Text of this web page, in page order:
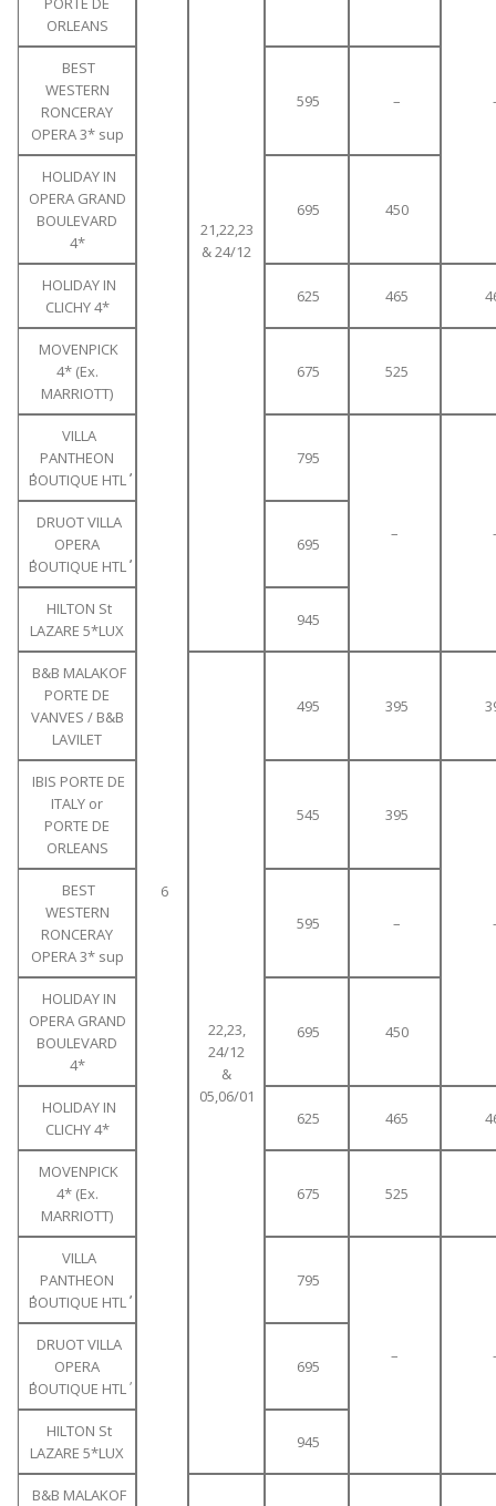
6
21,22,23
& 24/12
ORLEANS
BEST
WESTERN
RONCERAY
OPERA 3* sup
595 –
HOLIDAY IN
OPERA GRAND
BOULEVARD
4*
695 450
HOLIDAY IN
CLICHY 4*
625 465
MOVENPICK
4* (Ex.
MARRIOTT)
675 525
VILLA
PANTHEON
΄΄BOUTIQUE HTL΄΄
795
–
DRUOT VILLA
OPERA
΄΄BOUTIQUE HTL΄΄
695
HILTON St
LAZARE 5*LUX
945
B&B MALAKOF
PORTE DE
VANVES / B&B
LAVILET
22,23,
24/12
&
05,06/01
495 395
IBIS PORTE DE
ITALY or
PORTE DE
ORLEANS
545 395
BEST
WESTERN
RONCERAY
OPERA 3* sup
595 –
HOLIDAY IN
OPERA GRAND
BOULEVARD
4*
695 450
HOLIDAY IN
CLICHY 4*
625 465
MOVENPICK
4* (Ex.
MARRIOTT)
675 525
VILLA
PANTHEON
΄΄BOUTIQUE HTL΄΄
795
–
DRUOT VILLA
OPERA
΄΄BOUTIQUE HTL΄
695
HILTON St
LAZARE 5*LUX
945
B&B MALAKOF